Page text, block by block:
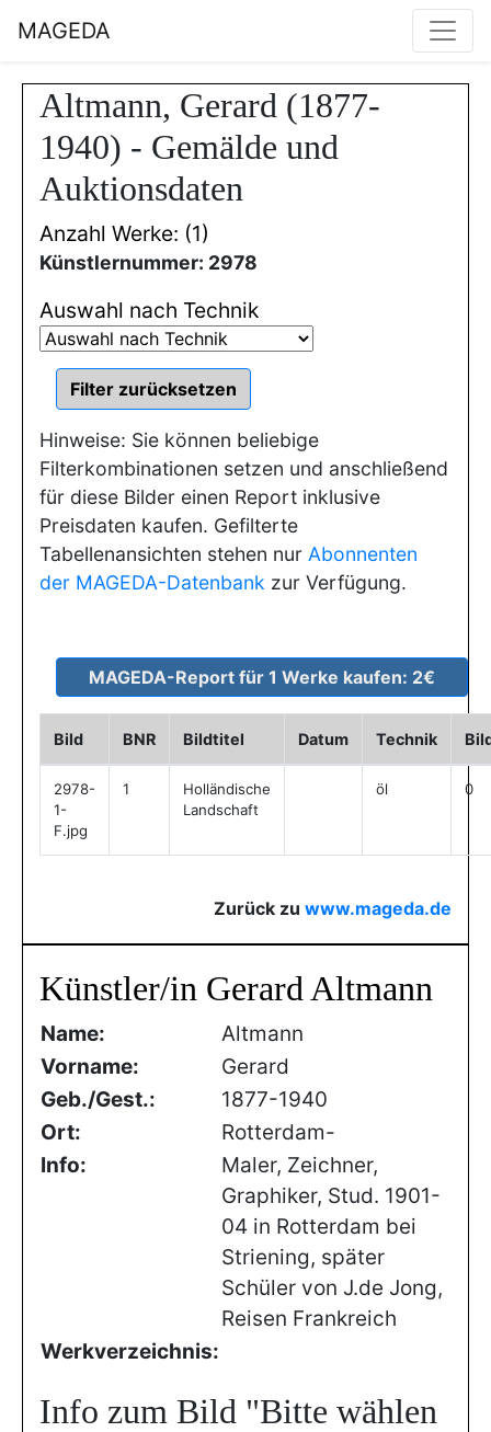
MAGEDA
Altmann, Gerard (1877-
1940) - Gemälde und
Auktionsdaten
Anzahl Werke: (1)
Künstlernummer: 2978
Auswahl nach Technik
Hinweise: Sie können beliebige
Filterkombinationen setzen und anschließend
für diese Bilder einen Report inklusive
Preisdaten kaufen. Gefilterte
Tabellenansichten stehen nur Abonnenten
der MAGEDA-Datenbank zur Verfügung.
Bild BNR Bildtitel Datum Technik
2978-
1-
F.jpg
1
Holländische
Landschaft
öl 0
Zurück zu www.mageda.de
Künstler/in Gerard Altmann
Name:
Altmann
Vorname:
Gerard
Geb./Gest.:
1877-1940
Ort:
Rotterdam-
Info:
Maler, Zeichner,
Graphiker, Stud. 1901-
04 in Rotterdam bei
Striening, später
Schüler von J.de Jong,
Reisen Frankreich
Werkverzeichnis:
Info zum Bild "Bitte wählen